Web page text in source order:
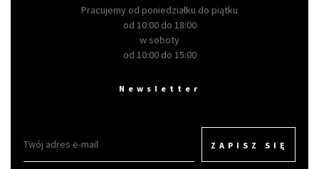
Pracujemy od poniedziałku do piątku
od 10:00 do 18:00
w soboty
od 10:00 do 15:00
Newsletter
ZAPISZ SIĘ